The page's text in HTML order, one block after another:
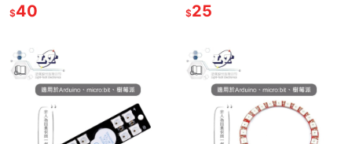
$40
用首選
$25